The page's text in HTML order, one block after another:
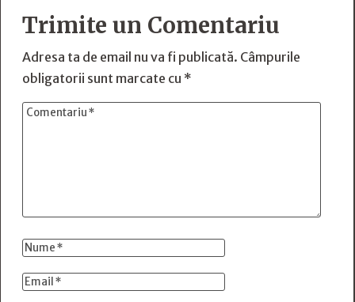
Trimite un Comentariu
Adresa ta de email nu va fi publicată. Câmpurile
obligatorii sunt marcate cu *